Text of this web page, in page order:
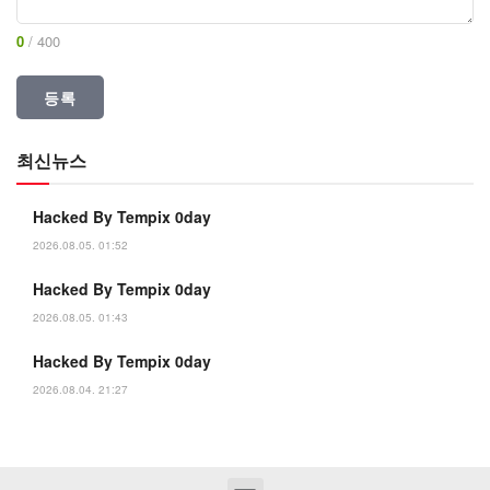
0 / 400
최신뉴스
Hacked By Tempix 0day
2026.08.05. 01:52
Hacked By Tempix 0day
2026.08.05. 01:43
Hacked By Tempix 0day
2026.08.04. 21:27